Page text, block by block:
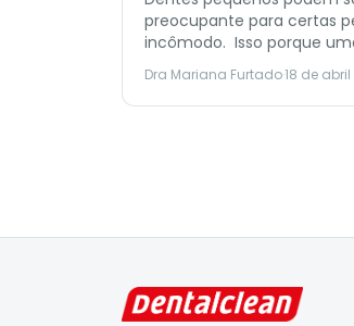
preocupante para certas
incômodo. Isso porque
aparência do sorriso. Além
prejudicar a
Dra Mariana Furtado·18 de